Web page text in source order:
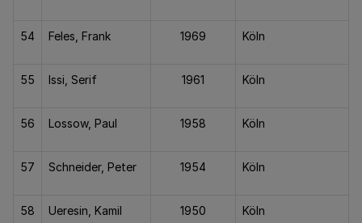
54 Feles, Frank 1969 Köln
55 Issi, Serif 1961 Köln
56 Lossow, Paul 1958 Köln
57 Schneider, Peter 1954 Köln
58 Ueresin, Kamil 1950 Köln